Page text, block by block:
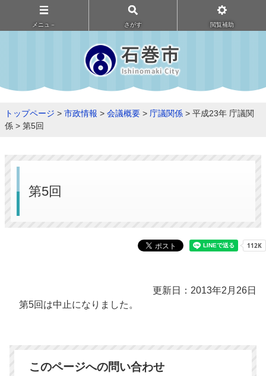
メニュ－ さがす 閲覧補助
トップページ > 市政情報 > 会議概要 > 庁議関係 > 平成23年 庁議関
係 > 第5回
第5回
更新日：2013年2月26日
第5回は中止になりました。
このページへの問い合わせ